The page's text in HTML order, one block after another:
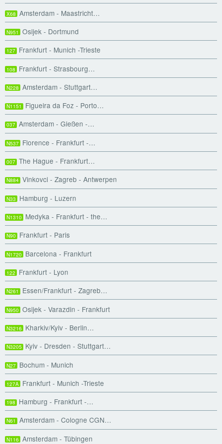
X68 Amsterdam - Maastricht…
N951 Osijek - Dortmund
127 Frankfurt - Munich -Trieste
108 Frankfurt - Strasbourg…
N228 Amsterdam - Stuttgart…
N1151 Figueira da Foz - Porto…
037 Amsterdam - Gießen -…
N537 Florence - Frankfurt -…
007 The Hague - Frankfurt…
N884 Vinkovci - Zagreb - Antwerpen
N33 Hamburg - Luzern
N1310 Medyka - Frankfurt - the…
N90 Frankfurt - Paris
N1720 Barcelona - Frankfurt
122 Frankfurt - Lyon
N261 Essen/Frankfurt - Zagreb…
N950 Osijek - Varazdin - Frankfurt
N3216 Kharkiv/Kyiv - Berlin…
N3205 Kyiv - Dresden - Stuttgart…
N27 Bochum - Munich
127A Frankfurt - Munich -Trieste
198 Hamburg - Frankfurt -…
N61 Amsterdam - Cologne CGN…
N116 Amsterdam - Tübingen